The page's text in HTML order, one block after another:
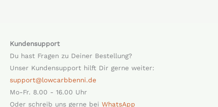
Kundensupport
Du hast Fragen zu Deiner Bestellung?
Unser Kundensupport hilft Dir gerne weiter:
support@lowcarbbenni.de
Mo-Fr. 8.00 - 16.00 Uhr
Oder schreib uns gerne bei WhatsApp